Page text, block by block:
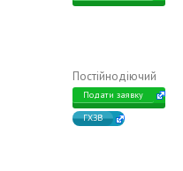
Постійнодіючий
Подати заявку
ГХЗВ